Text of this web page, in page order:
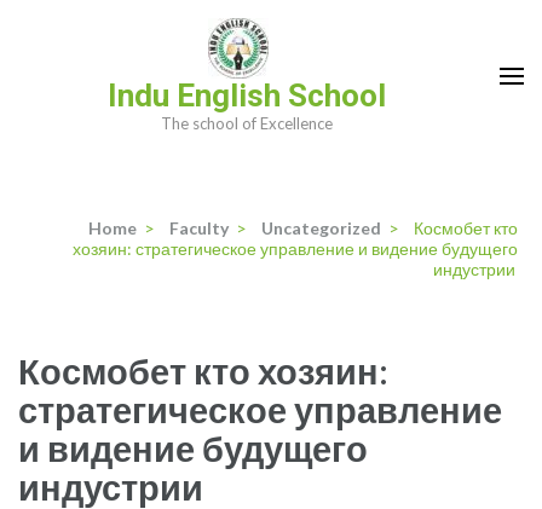
Indu English School
The school of Excellence
Home > Faculty > Uncategorized >
Космобет кто
хозяин: стратегическое управление и видение будущего
индустрии
Космобет кто хозяин:
стратегическое управление
и видение будущего
индустрии